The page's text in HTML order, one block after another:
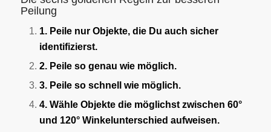
Peilung
1. Peile nur Objekte, die Du auch sicher
identifizierst.
2. Peile so genau wie möglich.
3. Peile so schnell wie möglich.
4. Wähle Objekte die möglichst zwischen 60°
und 120° Winkelunterschied aufweisen.